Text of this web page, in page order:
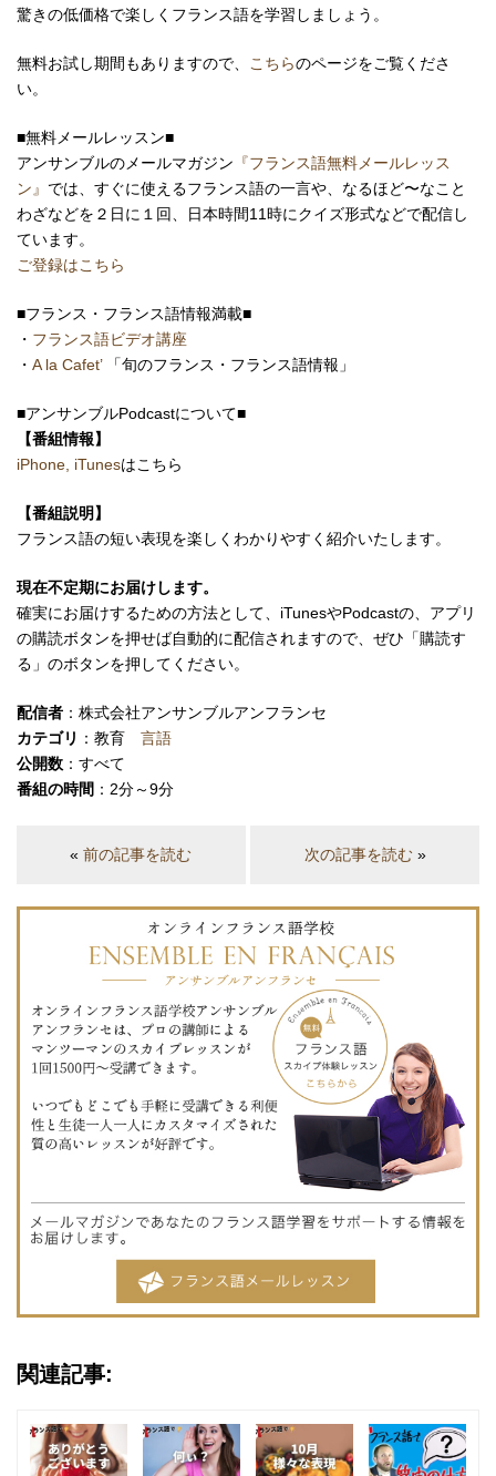
驚きの低価格で楽しくフランス語を学習しましょう。
無料お試し期間もありますので、 こちらのページをご覧くださ
い。
■無料メールレッスン■
アンサンブルのメールマガジン 『フランス語無料メールレッス
ン』 では、すぐに使えるフランス語の一言や、なるほど〜なこと
わざなどを２日に１回、日本時間11時にクイズ形式などで配信し
ています。
ご登録はこちら
■フランス・フランス語情報満載■
・ フランス語ビデオ講座
・ A la Cafet’「旬のフランス・フランス語情報」
■アンサンブルPodcastについて■
【番組情報】
iPhone, iTunesはこちら
【番組説明】
フランス語の短い表現を楽しくわかりやすく紹介いたします。
現在不定期にお届けします。
確実にお届けするための方法として、iTunesやPodcastの、アプリ
の購読ボタンを押せば自動的に配信されますので、ぜひ「購読す
る」のボタンを押してください。
配信者 ：株式会社アンサンブルアンフランセ
カテゴリ ：教育 言語
公開数 ：すべて
番組の時間 ：2分～9分
«前の記事を読む 次の記事を読む»
関連記事: